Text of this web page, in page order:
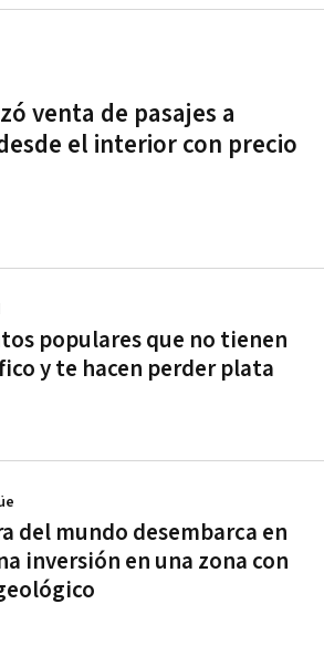
venta de pasajes a
el interior con precio
populares que no tienen
y te hacen perder plata
del mundo desembarca en
inversión en una zona con